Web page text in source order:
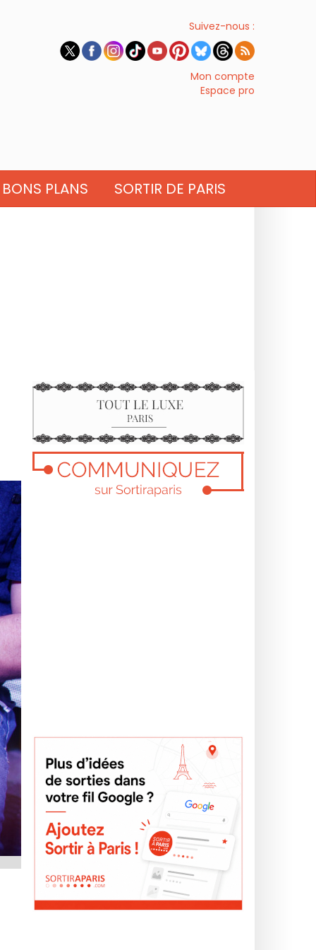
Suivez-nous :
Mon compte
Espace pro
BONS PLANS SORTIR DE PARIS